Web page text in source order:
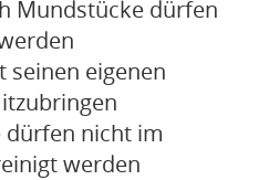
Mundstücke dürfen
seinen eigenen
nicht im
werden